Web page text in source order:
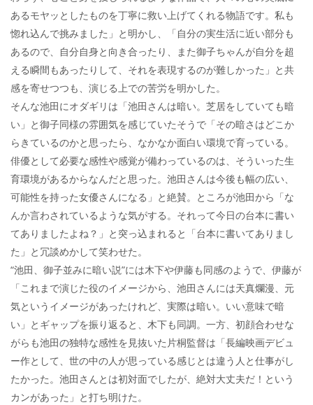
あるモヤッとしたものを丁寧に救い上げてくれる物語です。私も
惚れ込んで挑みました」と明かし、「自分の実生活に近い部分も
あるので、自分自身と向き合ったり、また御子ちゃんが自分を超
える瞬間もあったりして、それを表現するのが難しかった」と共
感を寄せつつも、演じる上での苦労を明かした。
そんな池田にオダギリは「池田さんは暗い。芝居をしていても暗
い」と御子同様の雰囲気を感じていたそうで「その暗さはどこか
らきているのかと思ったら、なかなか面白い環境で育っている。
俳優として必要な感性や感覚が備わっているのは、そういった生
育環境があるからなんだと思った。池田さんは今後も幅の広い、
可能性を持った女優さんになる」と絶賛。ところが池田から「な
んか言わされているような気がする。それって今日の台本に書い
てありましたよね？」と突っ込まれると「台本に書いてありまし
た」と冗談めかして笑わせた。
“池田、御子並みに暗い説”には木下や伊藤も同感のようで、伊藤が
「これまで演じた役のイメージから、池田さんには天真爛漫、元
気というイメージがあったけれど、実際は暗い。いい意味で暗
い」とギャップを振り返ると、木下も同調。一方、初顔合わせな
がらも池田の独特な感性を見抜いた片桐監督は「長編映画デビュ
ー作として、世の中の人が思っている感じとは違う人と仕事がし
たかった。池田さんとは初対面でしたが、絶対大丈夫だ！という
カンがあった」と打ち明けた。